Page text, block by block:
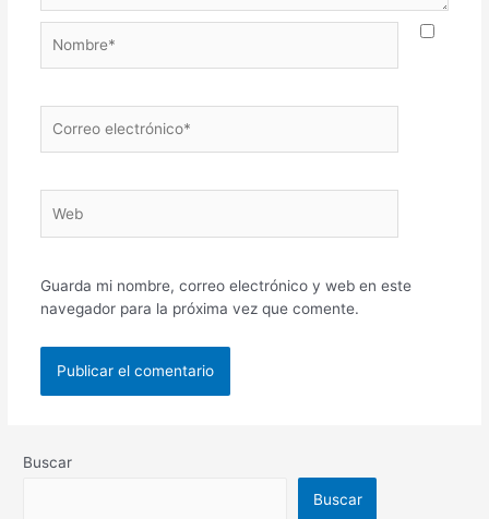
electrónico*
Guarda mi nombre, correo electrónico y web en este
navegador para la próxima vez que comente.
Buscar
Buscar